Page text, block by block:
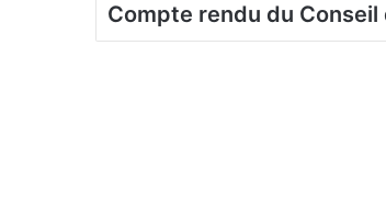
Compte rendu du